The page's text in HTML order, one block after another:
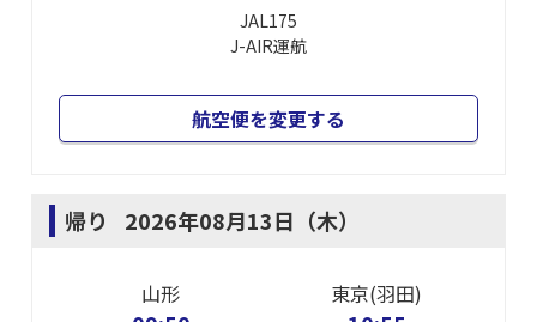
JAL175
J-AIR運航
航空便を変更する
帰り 2026年08月13日（木）
山形 東京(羽田)